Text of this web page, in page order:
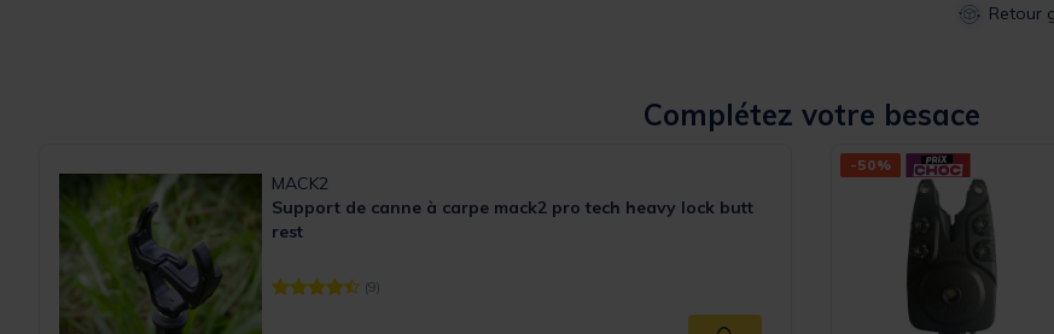
Retour
Complétez votre besace
MACK2
Support de canne à carpe mack2 pro tech heavy lock butt
rest
[object Object] out of 5 Customer Rating
(9)
-50%